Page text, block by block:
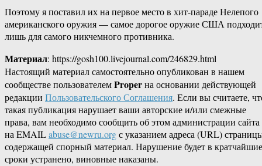
Поэтому я поставил их на первое место в хит-параде Нелепого
американского оружия — самое дорогое оружие США
лишь для самого никчемного противника.
Материал: https://gosh100.livejournal.com/246829.html
Настоящий материал самостоятельно опубликован в нашем
сообществе пользователемProperна основании действующей
редакции Пользовательского Соглашения. Если вы считаете,
такая публикация нарушает ваши авторские и/или смежные
права, вам необходимо сообщить об этом администрации сайта
на EMAILabuse@newru.orgс указанием адреса (URL)
содержащей спорный материал. Нарушение будет в кратчайшие
сроки устранено, виновные наказаны.